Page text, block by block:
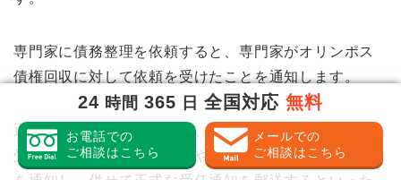
専門家に債務整理を依頼すると、専門家がオリンポス
債権回収に対して依頼を受けたことを通知します。
通常は郵便で送るのですが、すでに厳しい取り立てを
受けている場合には、電話やFAXで依頼を受けたこと
24 時間 365 日 全国対応 無料
お電話での
ご相談はこちら
メールでの
ご相談はこちら